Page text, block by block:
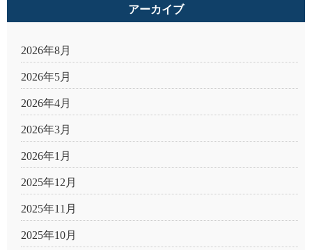
アーカイブ
2026年8月
2026年5月
2026年4月
2026年3月
2026年1月
2025年12月
2025年11月
2025年10月